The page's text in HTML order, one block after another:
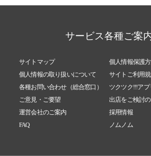
サービス各種ご案
サイトマップ
個人情報保護
個人情報の取り扱いについて
サイトご利用
各種お問い合わせ（総合窓口）
ツクツク!!!アプ
ご意見・ご要望
出店をご検討
運営会社のご案内
採用情報
FAQ
ノムノム